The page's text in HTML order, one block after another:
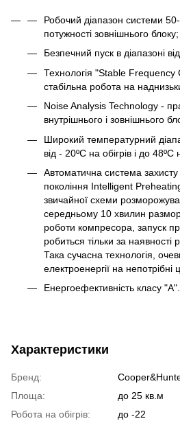
Робочий діапазон системи
потужності зовнішнього блоку;
Безпечний пуск в діапазоні
Технологія "Stable Frequency
стабільна робота на
Noise Analysis Technology -
внутрішнього і зовнішнього
Широкий температурний
від - 20ºC на обігрів і до
Автоматична система
покоління Intelligent
звичайної схеми
середньому 10 хвилин
роботи компресора, запуск
робиться тільки за наявності
Така сучасна технологія,
електроенергії на
Енергоефективність класу "А".
Характеристики
Бренд:
Площа:
до 25 кв.м
Робота на обігрів:
до -22